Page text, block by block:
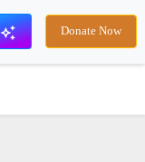
Donate Now